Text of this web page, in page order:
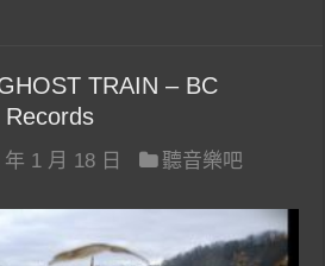
TRAIN – BC
年 1 月 18 日
聽音樂吧